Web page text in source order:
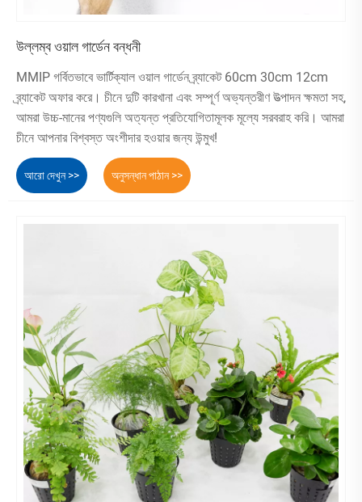
উল্লম্ব ওয়াল গার্ডেন বন্ধনী
MMIP গর্বিতভাবে ভার্টিক্যাল ওয়াল গার্ডেন ব্র্যাকেট 60cm 30cm 12cm
ব্র্যাকেট অফার করে। চীনে দুটি কারখানা এবং সম্পূর্ণ অভ্যন্তরীণ উত্পাদন ক্ষমতা সহ,
আমরা উচ্চ-মানের পণ্যগুলি অত্যন্ত প্রতিযোগিতামূলক মূল্যে সরবরাহ করি। আমরা
চীনে আপনার বিশ্বস্ত অংশীদার হওয়ার জন্য উন্মুখ!
আরো দেখুন >> অনুসন্ধান পাঠান >>